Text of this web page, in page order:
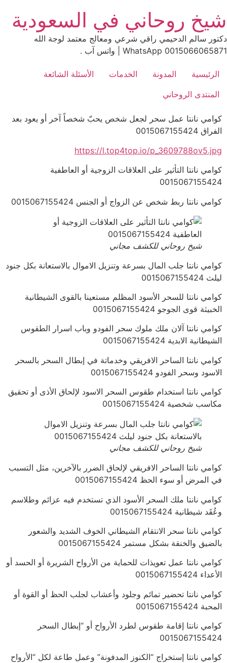
to
content
شيخ روحاني في السعودية
دكتور سالم الدحيمي راقي شرعي ومعالج معتمد لوجة الله
0015066065871 WhatsApp | واتس آب .
الرئيسية المدونة الخدمات
الأسئلة الشائعة
المنتدى الروحاني
كوامي نانتا عمل سحر لجعل شخص يحبّ شخصاً آخر أو يعود بعد
الفراق 0015067155424
https://l.top4top.io/p_3609788ov5.jpg
كوامي نانتا التأثير على العلاقات الزوجية أو العاطفية
0015067155424
كوامي نانتا ربط شخص عن الزواج أو الجنس 0015067155424
شيخ روحاني للكشف مجاني
كوامي نانتا جلب المال بسرعة وتنزيل الاموال بالاستعانة بكل جنود
ليلث 0015067155424
كوامي نانتا للسحر الأسود المظلم مستعينا بالقوى الشيطانية
الخبيثة قوى الجوجو 0015067155424
كوامي نانتا آلان ملك ملوك سحر الفودو وباب اسرار الطقوس
الشيطانية الابدية 0015067155424
كوامي نانتا الساحر الافريقي وخدماتة في إبطال السحر بالسحر
الاسود وسحر الفودو 0015067155424
كوامي نانتا استخدام طقوس السحر الاسود لإلحاق الأذى أو تحقيق
مكاسب شخصية 0015067155424
شيخ روحاني للكشف مجاني
كوامي نانتا الساحر الافريقي لإلحاق الضرر بالآخرين، مثل التسبب
في المرض أو سوء الحظ 0015067155424
كوامي نانتا ملك السحر الأسود الذي تستخدم فيه عزائم وطلاسم
وعُقَد شيطانية 0015067155424
كوامي نانتا سحر الانتقام الشيطاني الخوف الشديد والشعور
بالضيق والخنقة بشكل مستمر 0015067155424
كوامي نانتا عمل تعويذات للحماية من الأرواح الشريرة أو الحسد أو
الأعداء 0015067155424
كوامي نانتا تحضير تمائم وجلود وأعشاب لجلب الحظ أو القوة أو
المحبة 0015067155424
كوامي نانتا إقامة طقوس لطرد الأرواح أو “إبطال السحر
0015067155424
كوامي نانتا إستخراج “الكنوز المدفونة” وعمل طاعة لكل “الأرواح